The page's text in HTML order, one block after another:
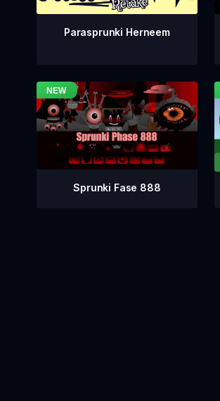
Parasprunki Herneem
Sprunki Fase 888